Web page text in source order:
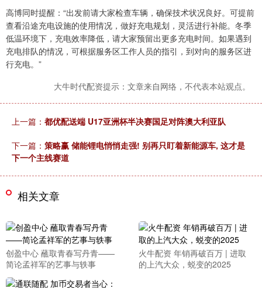
高博同时提醒：“出发前请大家检查车辆，确保技术状况良好。可提前
查看沿途充电设施的使用情况，做好充电规划，灵活进行补能。冬季
低温环境下，充电效率降低，请大家预留出更多充电时间。如果遇到
充电排队的情况，可根据服务区工作人员的指引，到对向的服务区进
行充电。”
大牛时代配资提示：文章来自网络，不代表本站观点。
上一篇： 都优配送端 U17亚洲杯半决赛国足对阵澳大利亚队
下一篇： 策略赢 储能锂电悄悄走强! 别再只盯着新能源车, 这才是
下一个主线赛道
相关文章
创盈中心 蘸取青春写丹青——
简论孟祥军的艺事与轶事
火牛配资 年销再破百万 | 进取
的上汽大众，蜕变的2025